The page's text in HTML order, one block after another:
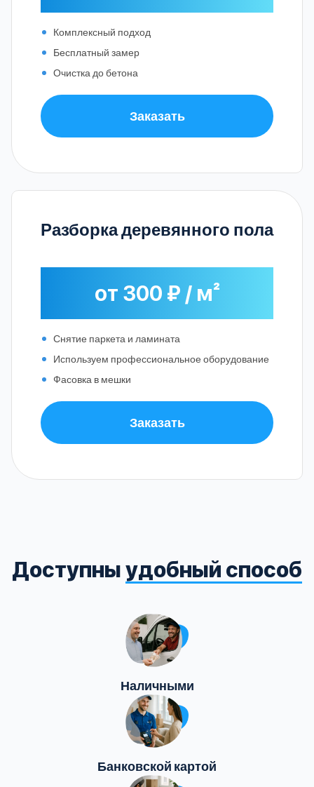
Комплексный подход
Бесплатный замер
Очистка до бетона
Заказать
Разборка деревянного пола
от 300 ₽ / м²
Снятие паркета и ламината
Используем профессиональное оборудование
Фасовка в мешки
Заказать
Доступныудобный способ
Наличными
Банковской картой